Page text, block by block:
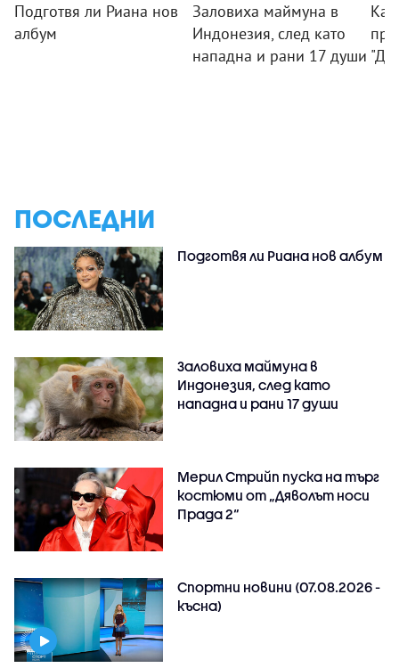
Подготвя ли Риана нов
албум
Заловиха маймуна в
Индонезия, след като
нападна и рани 17 души
ПОСЛЕДНИ
Подготвя ли Риана нов албум
Заловиха маймуна в
Индонезия, след като
нападна и рани 17 души
Мерил Стрийп пуска на търг
костюми от „Дяволът носи
Прада 2“
Спортни новини (07.08.2026 -
късна)